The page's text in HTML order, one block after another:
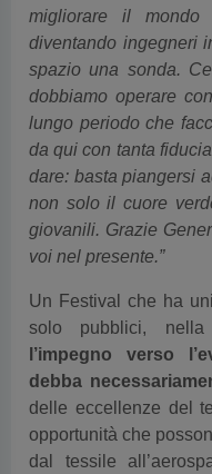
migliorare il
diventando ingegneri
spazio una sonda.
dobbiamo operare
lungo periodo che
da qui con tanta
dare: basta piangersi
non solo il cuore
giovanili. Grazie
voi nel presente.”
Un Festival che ha
solo pubblici,
l’impegno verso
debba
delle eccellenze del
opportunità che
dal tessile